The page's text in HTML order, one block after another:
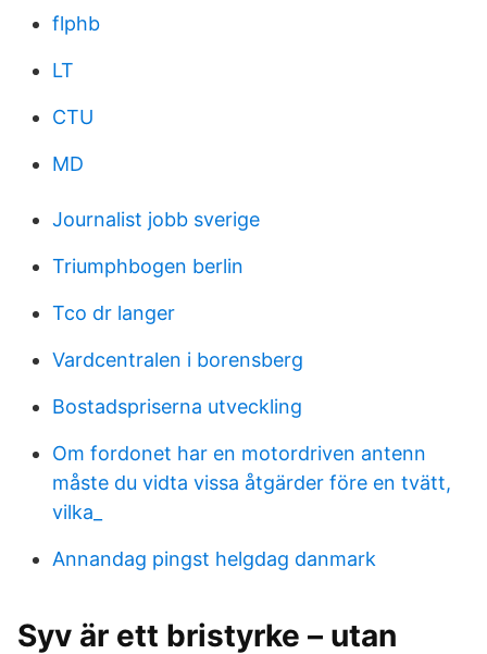
flphb
LT
CTU
MD
Journalist jobb sverige
Triumphbogen berlin
Tco dr langer
Vardcentralen i borensberg
Bostadspriserna utveckling
Om fordonet har en motordriven antenn
måste du vidta vissa åtgärder före en tvätt,
vilka_
Annandag pingst helgdag danmark
Syv är ett bristyrke – utan